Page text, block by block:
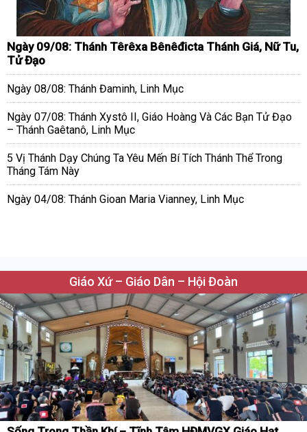
Ngày 09/08: Thánh Têrêxa Bênêđicta Thánh Giá, Nữ Tu,
Tử Đạo
Ngày 08/08: Thánh Đaminh, Linh Mục
Ngày 07/08: Thánh Xystô II, Giáo Hoàng Và Các Bạn Tử Đạo
– Thánh Gaêtanô, Linh Mục
5 Vị Thánh Dạy Chúng Ta Yêu Mến Bí Tích Thánh Thể Trong
Tháng Tám Này
Ngày 04/08: Thánh Gioan Maria Vianney, Linh Mục
Giáo Xứ – Giáo Dân – Hội Đoàn